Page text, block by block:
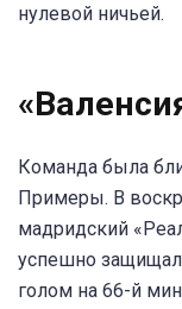
нулевой ничьей.
Команда была
Примеры. В
мадридский
успешно
голом на 66-й